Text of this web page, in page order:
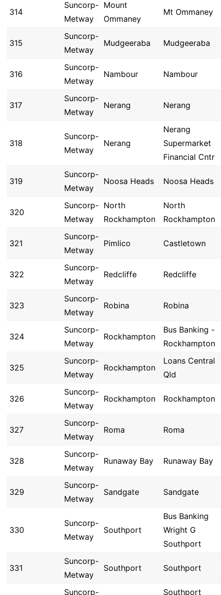
314
Suncorp-
Metway
Mount
Ommaney
Mt Ommaney
315
Suncorp-
Metway
Mudgeeraba Mudgeeraba
316
Suncorp-
Metway
Nambour Nambour
317
Suncorp-
Metway
Nerang Nerang
318
Suncorp-
Metway
Nerang
Nerang
Supermarket
Financial Cntr
319
Suncorp-
Metway
Noosa Heads Noosa Heads
320
Suncorp-
Metway
North
Rockhampton
North
Rockhampton
321
Suncorp-
Metway
Pimlico Castletown
322
Suncorp-
Metway
Redcliffe Redcliffe
323
Suncorp-
Metway
Robina Robina
324
Suncorp-
Metway
Rockhampton
Bus Banking -
Rockhampton
325
Suncorp-
Metway
Rockhampton
Loans Central
Qld
326
Suncorp-
Metway
Rockhampton Rockhampton
327
Suncorp-
Metway
Roma Roma
328
Suncorp-
Metway
Runaway Bay Runaway Bay
329
Suncorp-
Metway
Sandgate Sandgate
330
Suncorp-
Metway
Southport
Bus Banking
Wright G
Southport
331
Suncorp-
Metway
Southport Southport
Suncorp- Southport